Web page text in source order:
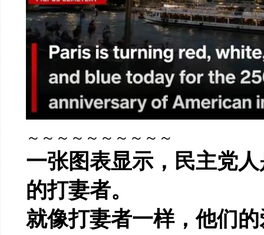
～～～～～～～～～～
一张图表显示，民主党
的打妻者。
就像打妻者一样，他们